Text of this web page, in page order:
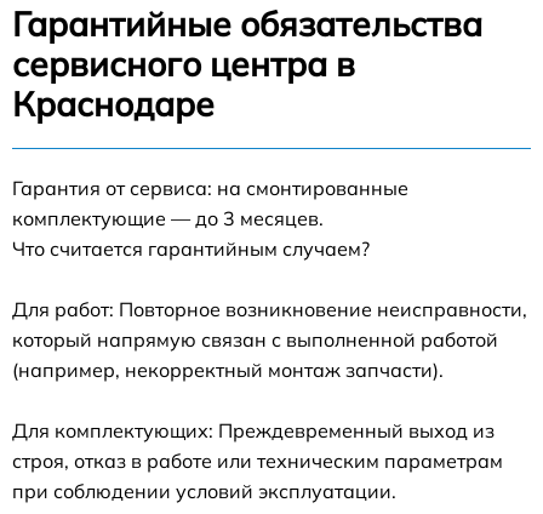
Гарантийные обязательства
сервисного центра в
Краснодаре
Гарантия от сервиса: на смонтированные
комплектующие — до 3 месяцев.
Что считается гарантийным случаем?
Для работ: Повторное возникновение неисправности,
который напрямую связан с выполненной работой
(например, некорректный монтаж запчасти).
Для комплектующих: Преждевременный выход из
строя, отказ в работе или техническим параметрам
при соблюдении условий эксплуатации.